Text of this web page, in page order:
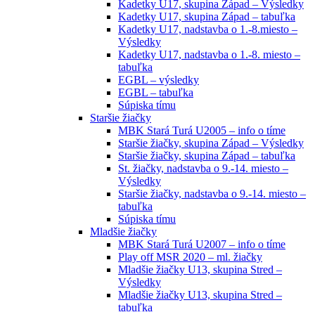
Kadetky U17, skupina Západ – Výsledky
Kadetky U17, skupina Západ – tabuľka
Kadetky U17, nadstavba o 1.-8.miesto –
Výsledky
Kadetky U17, nadstavba o 1.-8. miesto –
tabuľka
EGBL – výsledky
EGBL – tabuľka
Súpiska tímu
Staršie žiačky
MBK Stará Turá U2005 – info o tíme
Staršie žiačky, skupina Západ – Výsledky
Staršie žiačky, skupina Západ – tabuľka
St. žiačky, nadstavba o 9.-14. miesto –
Výsledky
Staršie žiačky, nadstavba o 9.-14. miesto –
tabuľka
Súpiska tímu
Mladšie žiačky
MBK Stará Turá U2007 – info o tíme
Play off MSR 2020 – ml. žiačky
Mladšie žiačky U13, skupina Stred –
Výsledky
Mladšie žiačky U13, skupina Stred –
tabuľka